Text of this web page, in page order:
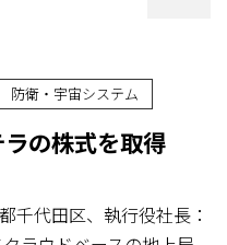
防衛・宇宙システム
の株式を取得
千代田区、執行役社長：